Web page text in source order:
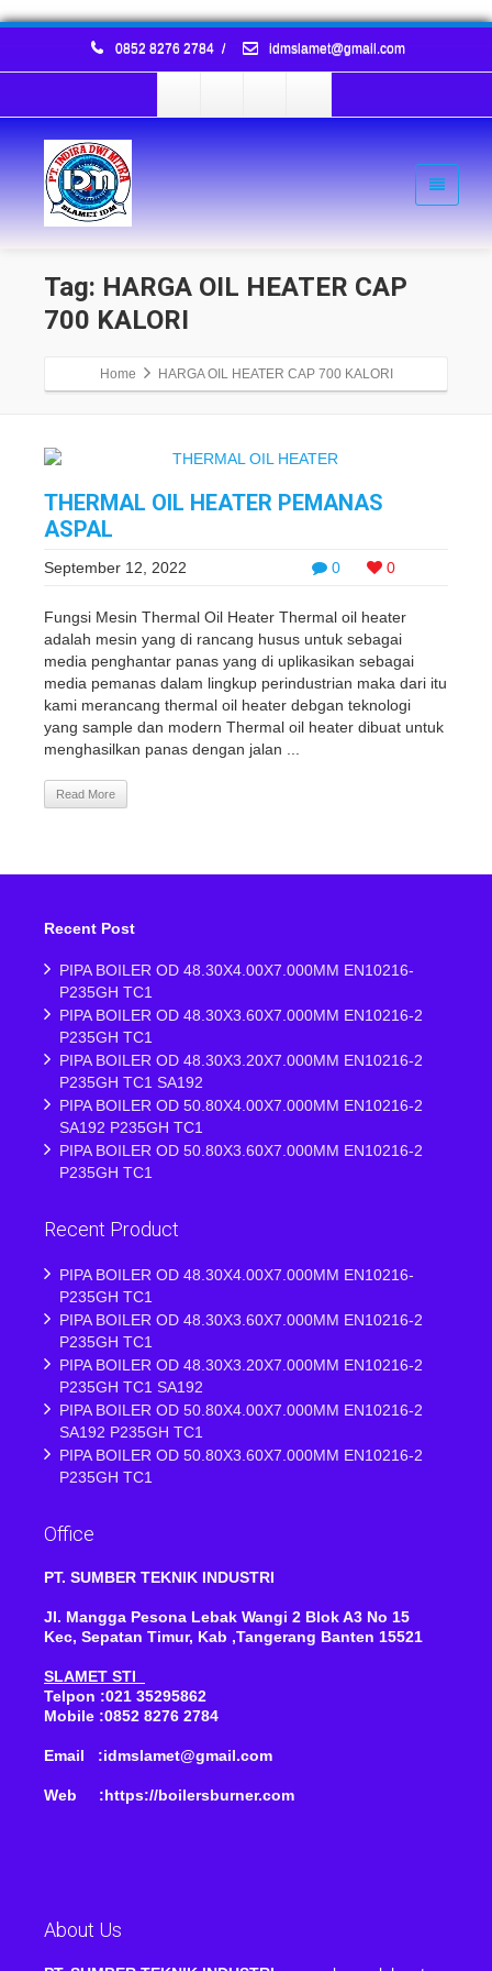
0852 8276 2784 / idmslamet@gmail.com
Tag: HARGA OIL HEATER CAP
700 KALORI
Home HARGA OIL HEATER CAP 700 KALORI
THERMAL OIL HEATER PEMANAS
ASPAL
0 0
September 12, 2022
Fungsi Mesin Thermal Oil Heater Thermal oil heater
adalah mesin yang di rancang husus untuk sebagai
media penghantar panas yang di uplikasikan sebagai
media pemanas dalam lingkup perindustrian maka dari itu
kami merancang thermal oil heater debgan teknologi
yang sample dan modern Thermal oil heater dibuat untuk
menghasilkan panas dengan jalan ...
Read More
Recent Post
PIPA BOILER OD 48.30X4.00X7.000MM EN10216-
P235GH TC1
PIPA BOILER OD 48.30X3.60X7.000MM EN10216-2
P235GH TC1
PIPA BOILER OD 48.30X3.20X7.000MM EN10216-2
P235GH TC1 SA192
PIPA BOILER OD 50.80X4.00X7.000MM EN10216-2
SA192 P235GH TC1
PIPA BOILER OD 50.80X3.60X7.000MM EN10216-2
P235GH TC1
Recent Product
PIPA BOILER OD 48.30X4.00X7.000MM EN10216-
P235GH TC1
PIPA BOILER OD 48.30X3.60X7.000MM EN10216-2
P235GH TC1
PIPA BOILER OD 48.30X3.20X7.000MM EN10216-2
P235GH TC1 SA192
PIPA BOILER OD 50.80X4.00X7.000MM EN10216-2
SA192 P235GH TC1
PIPA BOILER OD 50.80X3.60X7.000MM EN10216-2
P235GH TC1
Office
PT. SUMBER TEKNIK INDUSTRI
Jl. Mangga Pesona Lebak Wangi 2 Blok A3 No 15
Kec, Sepatan Timur, Kab ,Tangerang Banten 15521
SLAMET STI
Telpon :021 35295862
Mobile :0852 8276 2784
Email :idmslamet@gmail.com
Web :https://boilersburner.com
About Us